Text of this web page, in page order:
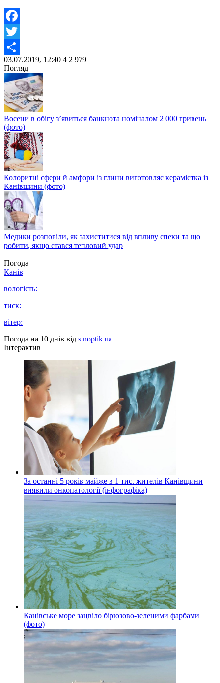
Facebook
Twitter
Share
03.07.2019, 12:40 4 2 979
Погляд
Восени в обігу з’явиться банкнота номіналом 2 000 гривень
(фото)
Колоритні сфери й амфори із глини виготовляє керамістка із
Канівщини (фото)
Медики розповіли, як захиститися від впливу спеки та що
робити, якщо стався тепловий удар
Погода
Канів
вологість:
тиск:
вітер:
Погода на 10 днів від sinoptik.ua
Інтерактив
За останні 5 років майже в 1 тис. жителів Канівщини
виявили онкопатології (інфографіка)
Канівське море зацвіло бірюзово-зеленими фарбами
(фото)